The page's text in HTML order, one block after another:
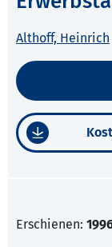
Althoff, Heinrich
Erschienen: